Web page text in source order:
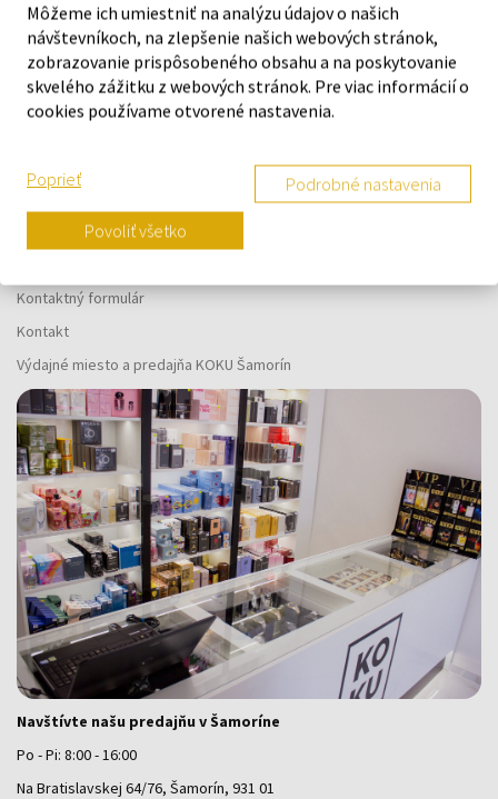
Náš výber na mieru presne pre
vás
O SPOLOČNOSTI
Kontaktný formulár
Kontakt
Výdajné miesto a predajňa KOKU Šamorín
Navštívte našu predajňu v Šamoríne
Po - Pi: 8:00 - 16:00
Na Bratislavskej 64/76, Šamorín, 931 01
Môžeme ich umiestniť na analýzu údajov o našich
návštevníkoch, na zlepšenie našich webových stránok,
zobrazovanie prispôsobeného obsahu a na poskytovanie
skvelého zážitku z webových stránok. Pre viac informácií o
cookies používame otvorené nastavenia.
Poprieť Podrobné nastavenia
Povoliť všetko